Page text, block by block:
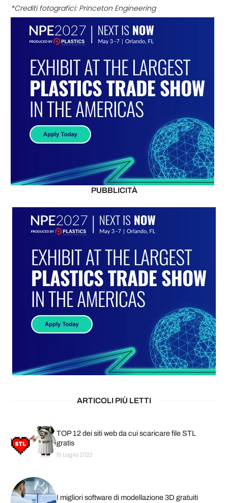
*Crediti fotografici: Princeton Engineering
PUBBLICITÀ
ARTICOLI PIÙ LETTI
TOP 12 dei siti web da cui scaricare file STL
gratis
15 Luglio 2022
I migliori software di modellazione 3D gratuiti